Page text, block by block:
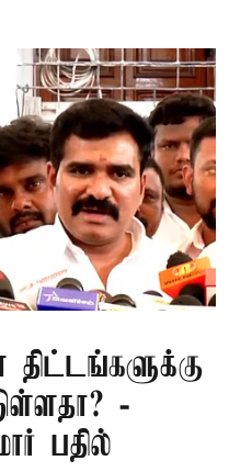
திட்டங்களுக்கு
-
பதில்